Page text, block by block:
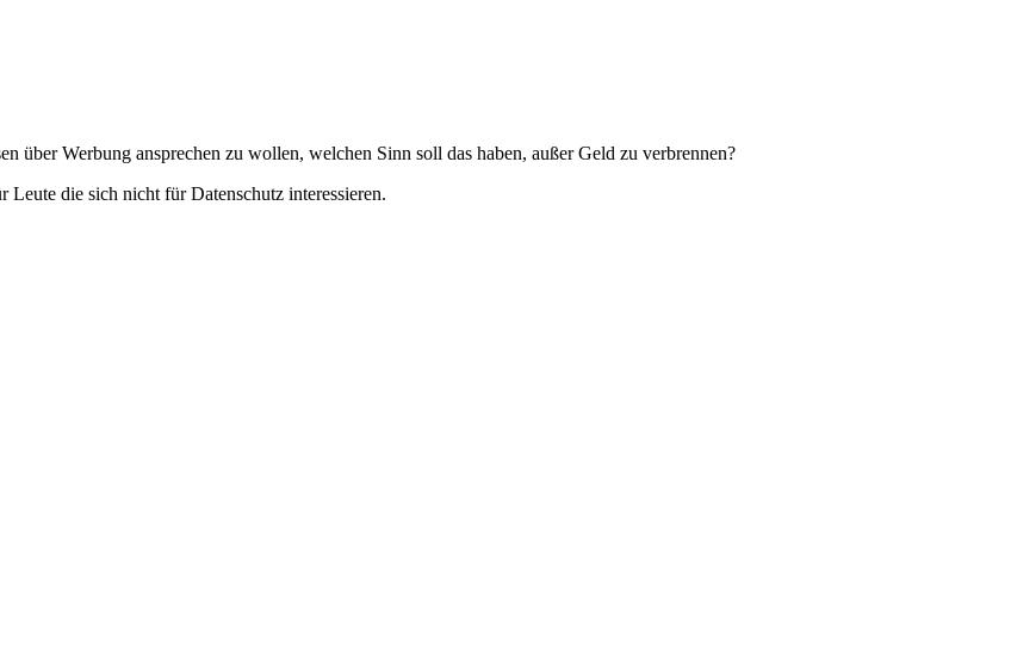
über Werbung ansprechen zu wollen, welchen Sinn soll das haben, außer Geld zu verbrennen?
die sich nicht für Datenschutz interessieren.